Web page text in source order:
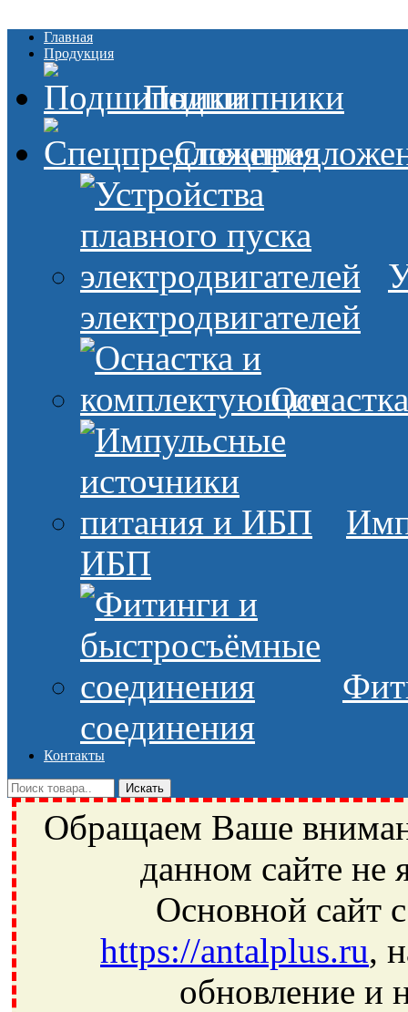
Главная
Продукция
Подшипники
электродвигателей
ИБП
соединения
Контакты
Обращаем Ваше
данном сайте не
Основной сайт
https://antalplus.ru,
обновление и